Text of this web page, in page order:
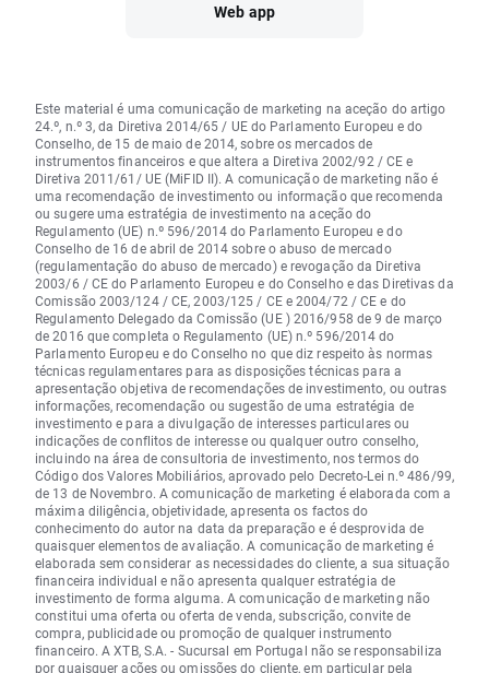
Web app
Este material é uma comunicação de marketing na aceção do artigo
24.º, n.º 3, da Diretiva 2014/65 / UE do Parlamento Europeu e do
Conselho, de 15 de maio de 2014, sobre os mercados de
instrumentos financeiros e que altera a Diretiva 2002/92 / CE e
Diretiva 2011/61/ UE (MiFID II). A comunicação de marketing não é
uma recomendação de investimento ou informação que recomenda
ou sugere uma estratégia de investimento na aceção do
Regulamento (UE) n.º 596/2014 do Parlamento Europeu e do
Conselho de 16 de abril de 2014 sobre o abuso de mercado
(regulamentação do abuso de mercado) e revogação da Diretiva
2003/6 / CE do Parlamento Europeu e do Conselho e das Diretivas da
Comissão 2003/124 / CE, 2003/125 / CE e 2004/72 / CE e do
Regulamento Delegado da Comissão (UE ) 2016/958 de 9 de março
de 2016 que completa o Regulamento (UE) n.º 596/2014 do
Parlamento Europeu e do Conselho no que diz respeito às normas
técnicas regulamentares para as disposições técnicas para a
apresentação objetiva de recomendações de investimento, ou outras
informações, recomendação ou sugestão de uma estratégia de
investimento e para a divulgação de interesses particulares ou
indicações de conflitos de interesse ou qualquer outro conselho,
incluindo na área de consultoria de investimento, nos termos do
Código dos Valores Mobiliários, aprovado pelo Decreto-Lei n.º 486/99,
de 13 de Novembro. A comunicação de marketing é elaborada com a
máxima diligência, objetividade, apresenta os factos do
conhecimento do autor na data da preparação e é desprovida de
quaisquer elementos de avaliação. A comunicação de marketing é
elaborada sem considerar as necessidades do cliente, a sua situação
financeira individual e não apresenta qualquer estratégia de
investimento de forma alguma. A comunicação de marketing não
constitui uma oferta ou oferta de venda, subscrição, convite de
compra, publicidade ou promoção de qualquer instrumento
financeiro. A XTB, S.A. - Sucursal em Portugal não se responsabiliza
por quaisqueraçõesou omissões do cliente, em particular pela